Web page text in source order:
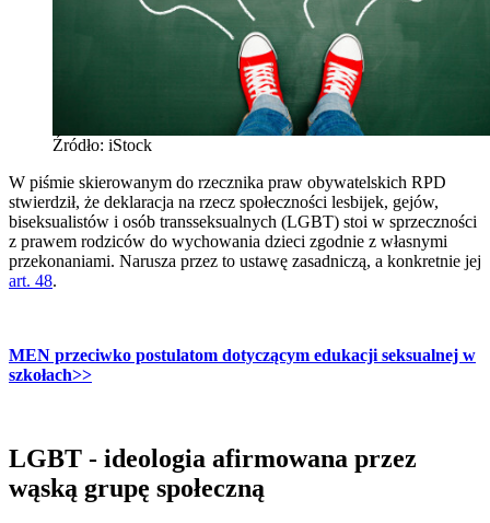
Źródło: iStock
W piśmie skierowanym do rzecznika praw obywatelskich RPD
stwierdził, że deklaracja na rzecz społeczności lesbijek, gejów,
biseksualistów i osób transseksualnych (LGBT) stoi w sprzeczności
z prawem rodziców do wychowania dzieci zgodnie z własnymi
przekonaniami. Narusza przez to ustawę zasadniczą, a konkretnie jej
art. 48.
MEN przeciwko postulatom dotyczącym edukacji seksualnej w
szkołach>>
LGBT - ideologia afirmowana przez
wąską grupę społeczną